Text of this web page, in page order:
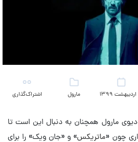
مارول اشتراک‌گذاری
مارول همچنان به دنبال این است تا
چون «ماتریکس» و «جان ویک» را برای